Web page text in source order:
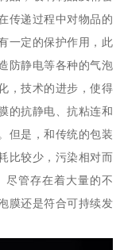
传递过程中对物品的
一定的保护作用，此
防静电等各种的气泡
，技术的进步，使得
的抗静电、抗粘连和
但是，和传统的包装
比较少，污染相对而
尽管存在着大量的不
膜还是符合可持续发